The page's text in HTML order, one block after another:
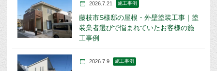
2026.7.21 施工事例
藤枝市S様邸の屋根・外壁塗装工事｜塗
装業者選びで悩まれていたお客様の施
工事例
2026.7.9 施工事例